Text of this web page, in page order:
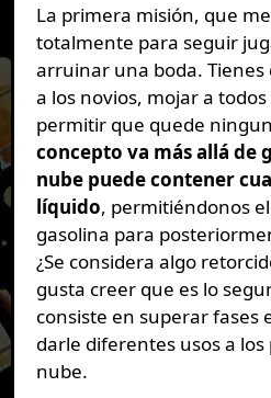
La primera misión, que
totalmente para seguir
arruinar una boda. Tienes
a los novios, mojar a
permitir que quede
concepto va más allá de
nube puede contener
líquido, permitiéndonos
gasolina para
¿Se considera algo
gusta creer que es lo
consiste en superar fases
darle diferentes usos a
nube.